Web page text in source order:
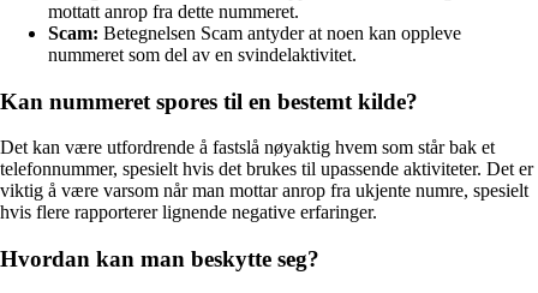
mottatt anrop fra dette nummeret.
Scam: Betegnelsen Scam antyder at noen kan oppleve
nummeret som del av en svindelaktivitet.
Kan nummeret spores til en bestemt kilde?
Det kan være utfordrende å fastslå nøyaktig hvem som står bak et
telefonnummer, spesielt hvis det brukes til upassende aktiviteter. Det er
viktig å være varsom når man mottar anrop fra ukjente numre, spesielt
hvis flere rapporterer lignende negative erfaringer.
Hvordan kan man beskytte seg?